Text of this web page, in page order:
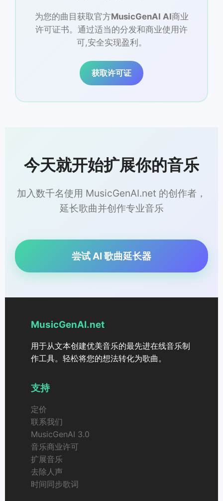
为您的曲目获取官方MusicGenAI AI商业
许可证书。通过适当的分发和商业使用许
可,安全实现盈利。
获取许可证
今天就开始扩展你的音乐
加入数千名使用 MusicGenAI.net 的创作者，
延长歌曲并创作专业音乐
尝试 AI 歌曲延长器
MusicGenAI.net
用于从文本创建优美音乐的最先进在线音乐制
作工具。轻松将您的想法转化为歌曲。
支持
定价
联系我们
MusicGenAI 3.0
音乐商业许可
扩展音乐
去除人声
时间同步歌词